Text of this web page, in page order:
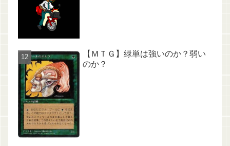
【ＭＴＧ】緑単は強いのか？弱い
のか？